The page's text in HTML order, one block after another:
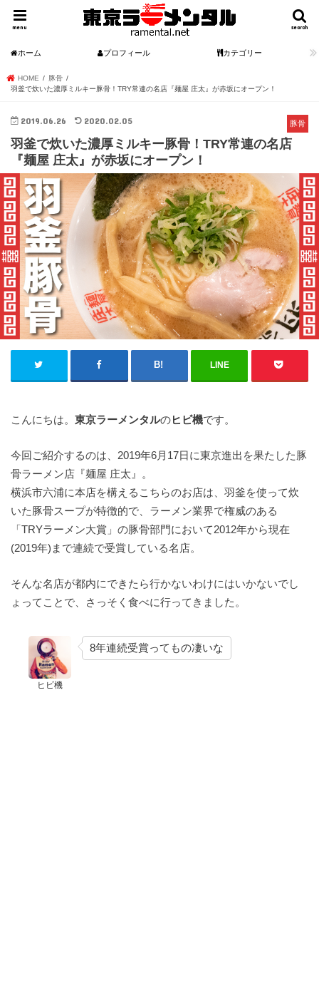
search
menu
ホーム プロフィール カテゴリー
HOME
豚骨
羽釜で炊いた濃厚ミルキー豚骨！TRY常連の名店『麺屋 庄太』が赤坂にオープン！
豚骨
2019.06.26 2020.02.05
羽釜で炊いた濃厚ミルキー豚骨！TRY常連の名店
『麺屋 庄太』が赤坂にオープン！
LINE
こんにちは。 東京ラーメンタルのヒビ機です。
今回ご紹介するのは、2019年6月17日に東京進出を果たした豚
骨ラーメン店『麺屋 庄太』。
横浜市六浦に本店を構えるこちらのお店は、羽釜を使って炊
いた豚骨スープが特徴的で、ラーメン業界で権威のある
「TRYラーメン大賞」の豚骨部門において2012年から現在
(2019年)まで連続で受賞している名店。
そんな名店が都内にできたら行かないわけにはいかないでし
ょってことで、さっそく食べに行ってきました。
ヒビ機
8年連続受賞ってもの凄いな